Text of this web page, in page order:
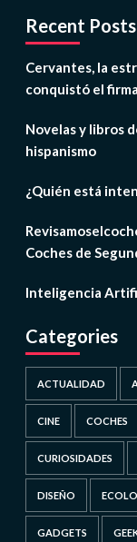
Recent Posts
Cervantes, la
conquistó el
Novelas y libros
hispanismo
¿Quién está
Coches de
Inteligencia
Categories
ACTUALIDAD
CINE COCHES
CURIOSIDADES
DISEÑO
GADGETS